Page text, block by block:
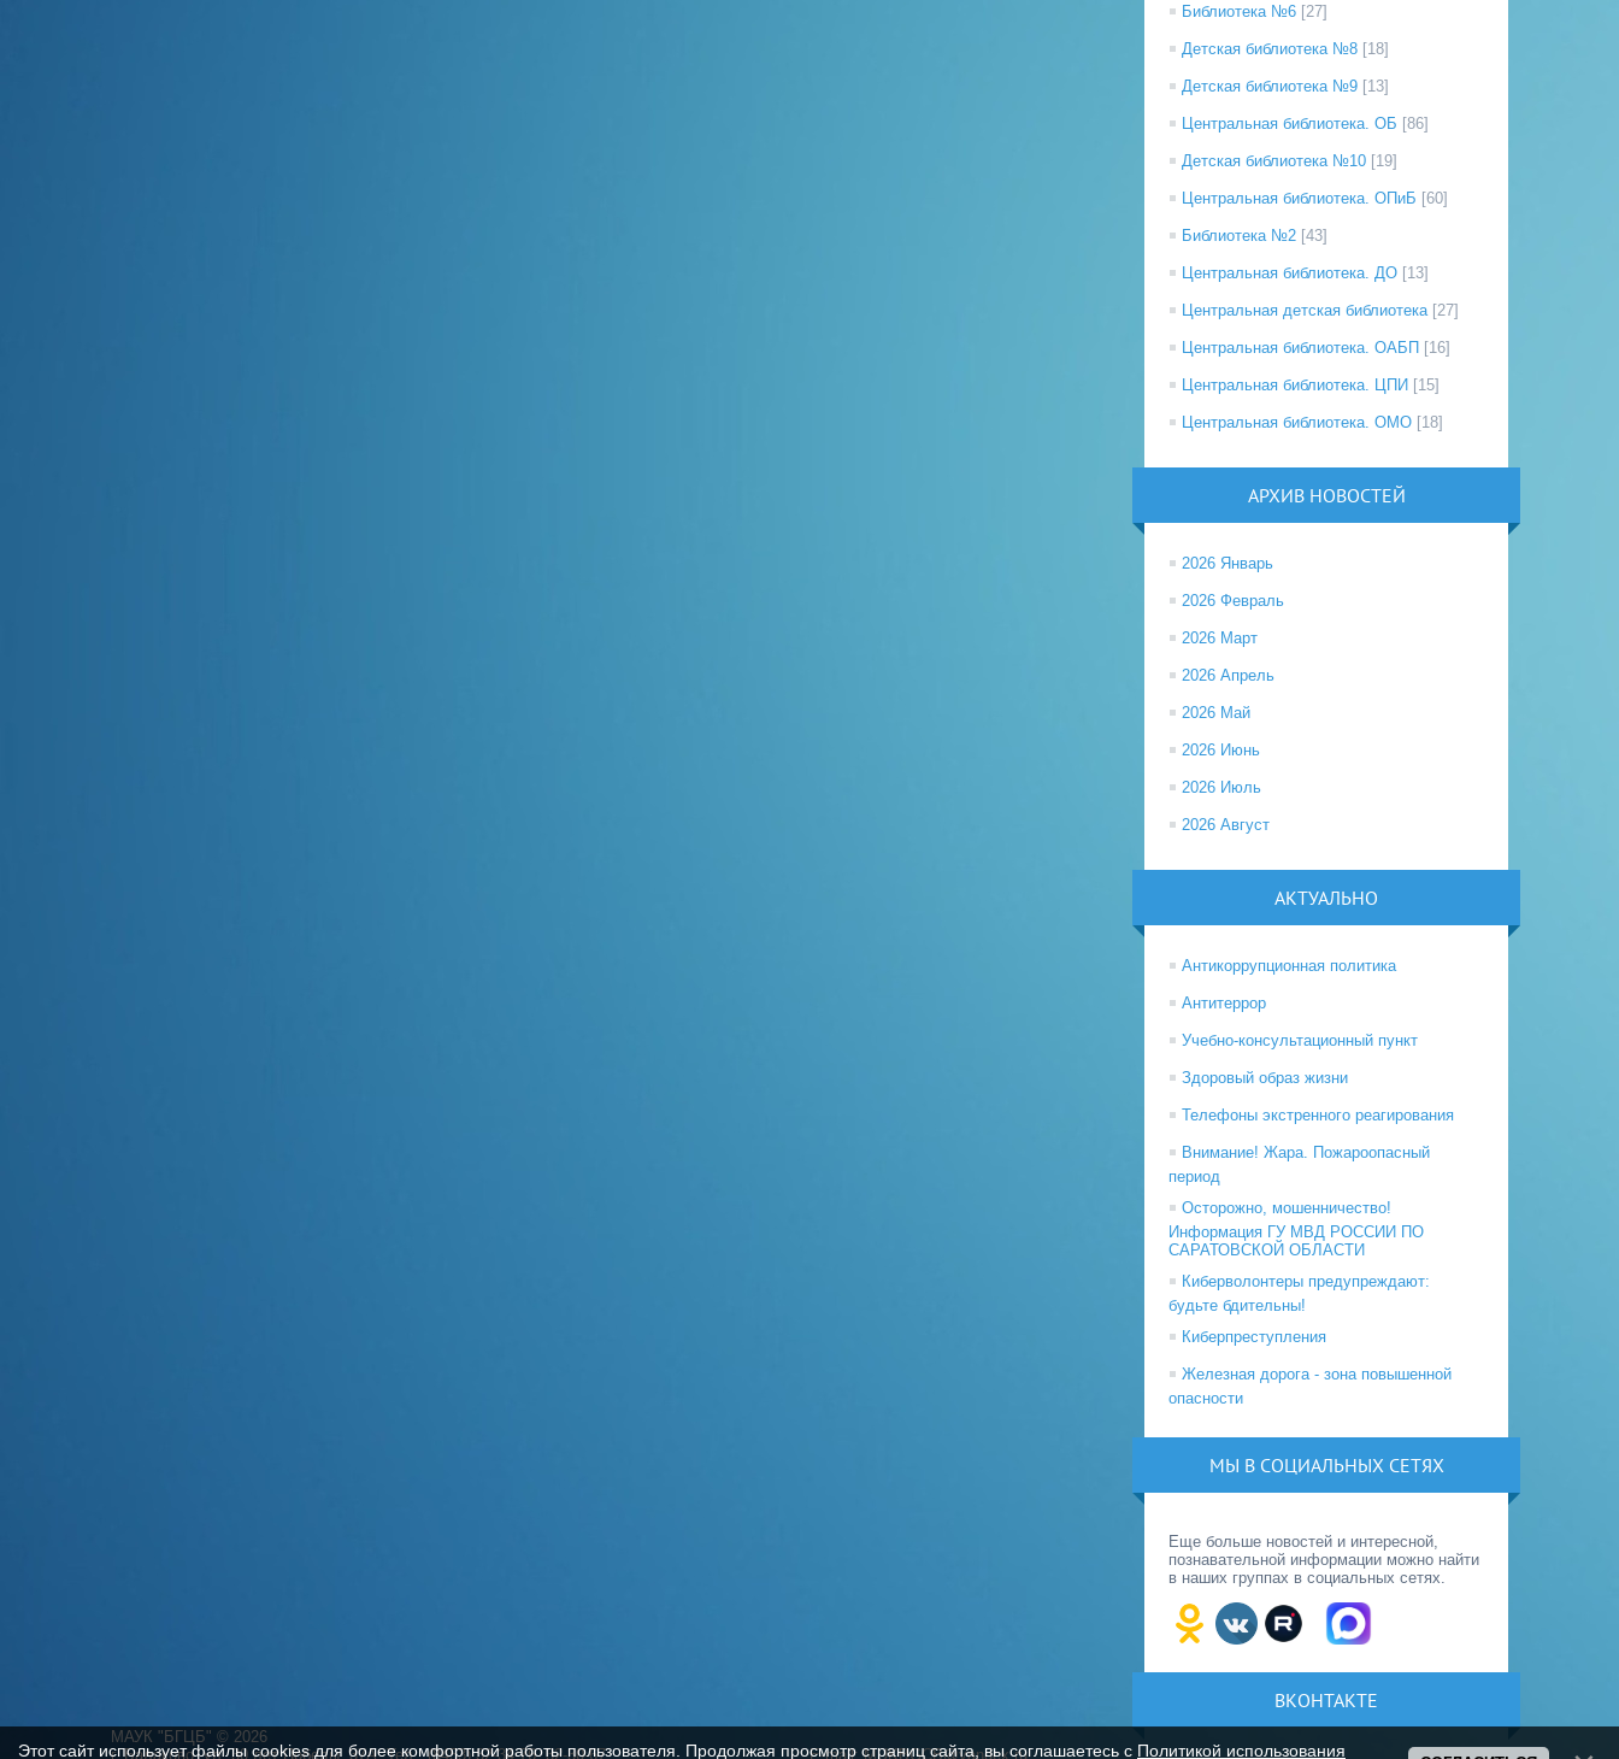
Библиотека №6 [27]
Детская библиотека №8 [18]
Детская библиотека №9 [13]
Центральная библиотека. ОБ [86]
Детская библиотека №10 [19]
Центральная библиотека. ОПиБ [60]
Библиотека №2 [43]
Центральная библиотека. ДО [13]
Центральная детская библиотека [27]
Центральная библиотека. ОАБП [16]
Центральная библиотека. ЦПИ [15]
Центральная библиотека. ОМО [18]
АРХИВ НОВОСТЕЙ
2026 Январь
2026 Февраль
2026 Март
2026 Апрель
2026 Май
2026 Июнь
2026 Июль
2026 Август
АКТУАЛЬНО
Антикоррупционная политика
Антитеррор
Учебно-консультационный пункт
Здоровый образ жизни
Телефоны экстренного реагирования
Внимание! Жара. Пожароопасный
период
Осторожно, мошенничество!
Информация ГУ МВД РОССИИ ПО
САРАТОВСКОЙ ОБЛАСТИ
Киберволонтеры предупреждают:
будьте бдительны!
Киберпреступления
Железная дорога - зона повышенной
опасности
МЫ В СОЦИАЛЬНЫХ СЕТЯХ
Еще больше новостей и интересной,
познавательной информации можно найти
в наших группах в социальных сетях.
ВКОНТАКТЕ
МАУК "БГЦБ" © 2026
г. Балаково, ул. 30 лет Победы, 37А. Тел.: (8453) 32-34-76, 32-30-67
E-mail: MUKBGCB@yandex.ru
Этот сайт использует файлы cookies для более комфортной работы пользователя. Продолжая просмотр страниц сайта, вы соглашаетесь с Политикой использования